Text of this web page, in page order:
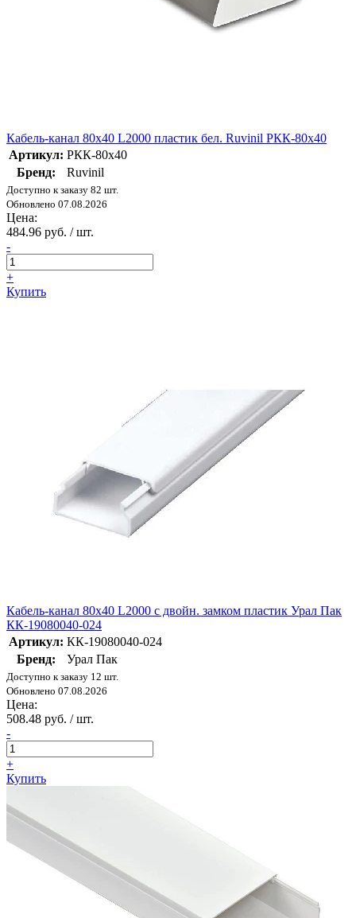
Кабель-канал 80х40 L2000 пластик бел. Ruvinil РКК-80х40
Артикул: РКК-80х40
Бренд:
Ruvinil
Доступно к заказу 82 шт.
Обновлено 07.08.2026
Цена:
484.96 руб. / шт.
-
+
Купить
Кабель-канал 80х40 L2000 с двойн. замком пластик Урал Пак
КК-19080040-024
Артикул: КК-19080040-024
Бренд:
Урал Пак
Доступно к заказу 12 шт.
Обновлено 07.08.2026
Цена:
508.48 руб. / шт.
-
+
Купить